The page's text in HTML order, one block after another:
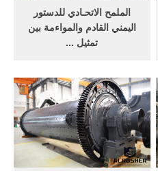
الملمح الاتحـادي للدستور
اليمني القادم والمواءمة بين
تمثيل ...
الأرجنتيني. نصت المادة 46 من
دستور الأرجنتين لعام 1953
على أن يشكل مجلس الشيوخ
من عضوين من كل محافظة
ينتخبون بأغلب أصوات أعضاء
السلطة التشريعية في